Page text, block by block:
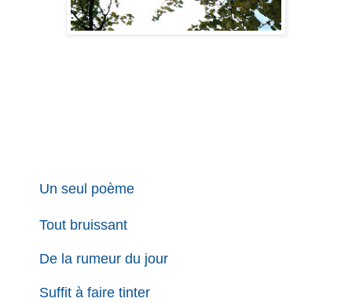
Un seul poème
Tout bruissant
De la rumeur du jour
Suffit à faire tinter